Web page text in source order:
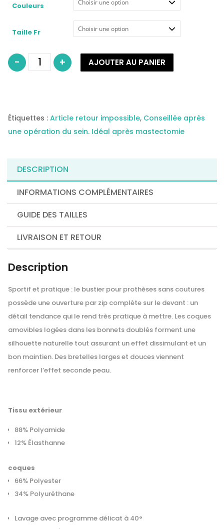
Couleurs
Taille Fr
- quantité
Soutien-
ANITA
+ AJOUTER AU PANIER
Étiquettes : Article retour impossible, Conseillée après
une opération du sein. Idéal après mastectomie
DESCRIPTION
INFORMATIONS COMPLÉMENTAIRES
GUIDE DES TAILLES
LIVRAISON ET RETOUR
Description
Sportif et pratique : le bustier pour prothèses sans coutures
possède une ouverture par zip complète sur le devant : un
détail tendance qui le rend très pratique à mettre. Les coques
amovibles logées dans les bonnets doublés forment une
silhouette naturelle tout assurant un effet dissimulant et un
bon maintien. Des bretelles larges et douces viennent
renforcer l’effet seconde peau.
Tissu extérieur
88% Polyamide
12% Élasthanne
coques
66% Polyester
34% Polyuréthane
Lavage avec programme délicat à 40°